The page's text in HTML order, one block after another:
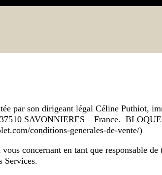
par son dirigeant légal Céline Puthiot,
SAVONNIERES – France.
conditions-generales-de-vente/)
concernant en tant que responsable
Services.